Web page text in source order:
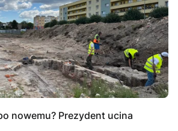
nowemu? Prezydent ucina